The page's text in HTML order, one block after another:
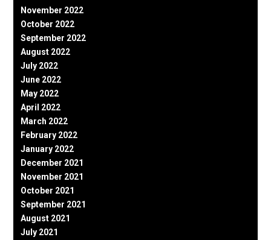
November 2022
October 2022
September 2022
August 2022
July 2022
June 2022
May 2022
April 2022
March 2022
February 2022
January 2022
December 2021
November 2021
October 2021
September 2021
August 2021
July 2021